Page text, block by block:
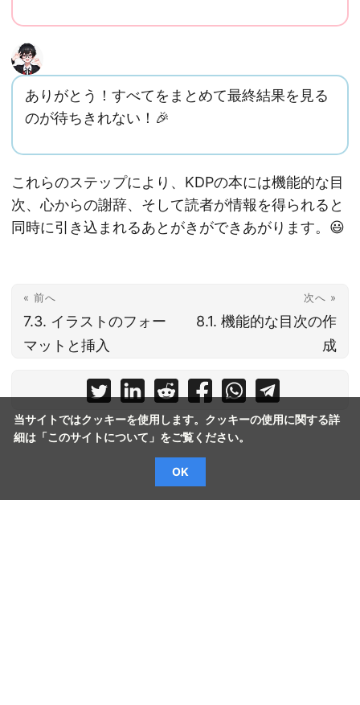
ありがとう！すべてをまとめて最終結果を見る
のが待ちきれない！🎉
これらのステップにより、KDPの本には機能的な目
次、心からの謝辞、そして読者が情報を得られると
同時に引き込まれるあとがきができあがります。😃
« 前へ
7.3. イラストのフォー
マットと挿入
次へ »
8.1. 機能的な目次の作
成
当サイトではクッキーを使用します。クッキーの使用に関する詳
細は「このサイトについて 」をご覧ください。
OK